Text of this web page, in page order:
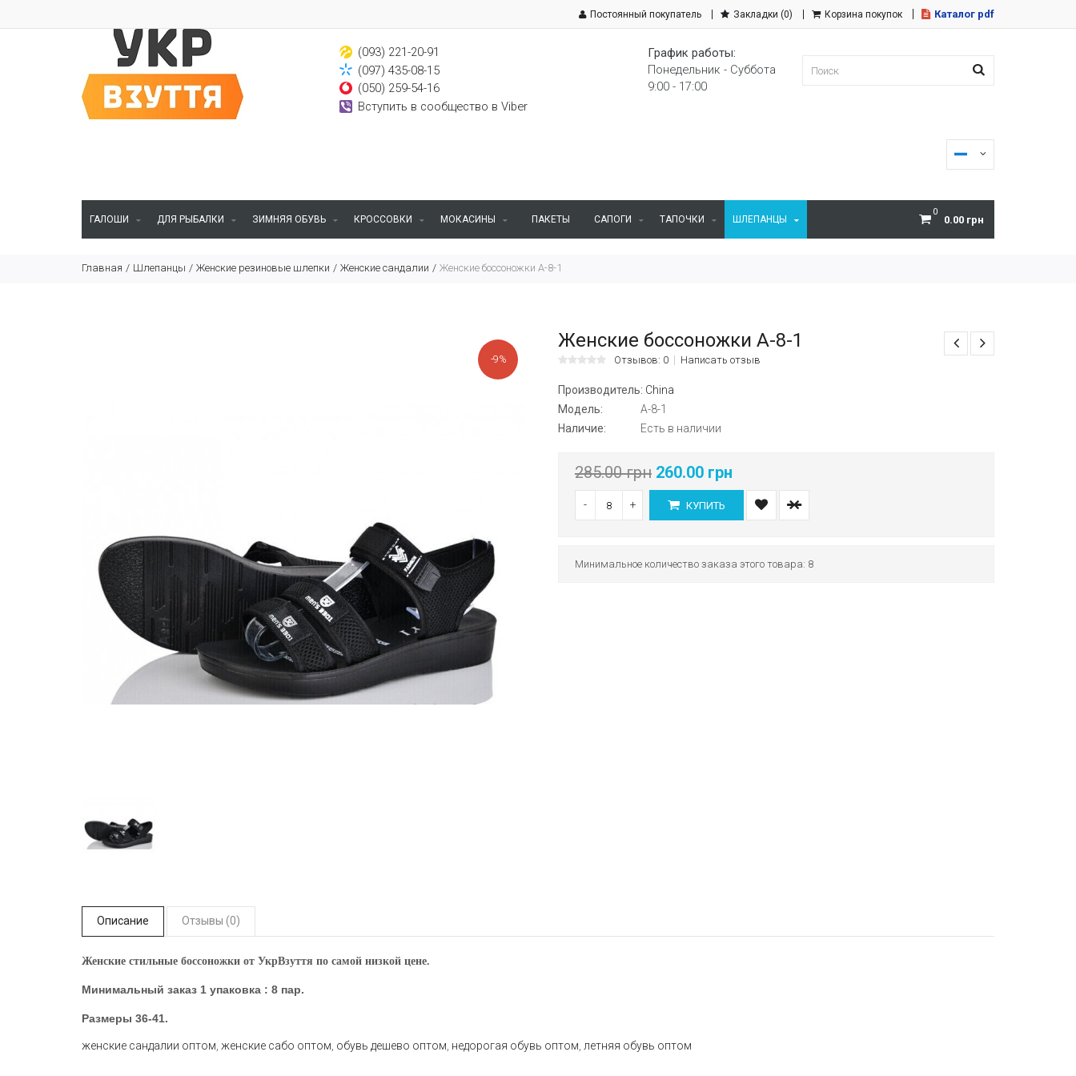
Постоянный покупатель Закладки (0) Корзина покупок Каталог pdf
(093) 221-20-91
(097) 435-08-15
(050) 259-54-16
Вступить в сообщество в Viber
График работы:
Понедельник - Суббота
9:00 - 17:00
0
0.00 грн
ГАЛОШИ ДЛЯ РЫБАЛКИ ЗИМНЯЯ ОБУВЬ КРОССОВКИ МОКАСИНЫ ПАКЕТЫ САПОГИ ТАПОЧКИ ШЛЕПАНЦЫ
Главная Шлепанцы Женские резиновые шлепки Женские сандалии Женские боссоножки A-8-1
-9%
Женские боссоножки A-8-1
Отзывов: 0 Написать отзыв
Производитель: China
Модель:
A-8-1
Наличие:
Есть в наличии
285.00 грн 260.00 грн
- + КУПИТЬ
Минимальное количество заказа этого товара: 8
Описание Отзывы (0)
Женские стильные боссоножки от УкрВзуття по самой низкой цене.
Минимальный заказ 1 упаковка : 8 пар.
Размеры 36-41.
женские сандалии оптом женские сабо оптом обувь дешево оптом недорогая обувь оптом летняя обувь оптом